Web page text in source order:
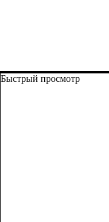
Быстрый просмотр